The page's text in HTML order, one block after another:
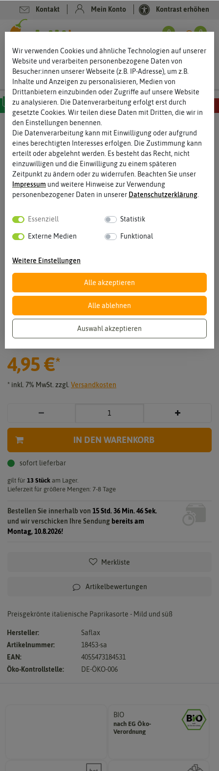
Kontakt Mein Konto Kontrast erhöhen
0 0
MILD SCHARF SEHR SCHARF
Vergrößern durch berühren
BIO Paprika Long Red Marconi
4,95 €*
* inkl. 7% MwSt. zzgl. Versandkosten
IN DEN WARENKORB
sofort lieferbar
gilt für 13 Stück am Lager.
Lieferzeit für größere Mengen: 7-8 Tage
Bestellen Sie innerhalb von 15 Std. 36 Min. 46 Sek.
und wir verschicken Ihre Sendung bereits am
Montag, 10.8.2026!
Merkliste
Artikelbewertungen
Preisgekrönte italienische Paprikasorte - Mild und süß
Hersteller:
Saflax
Artikelnummer:
18453-sa
EAN:
4055473184531
Öko-Kontrollstelle:
DE-ÖKO-006
BIO
nach EG Öko-
Verordnung
den Richtlinien der biologischen
Landwirtschaft arbeiten.
Wir verwenden Cookies und ähnliche Technologien auf unserer
Website und verarbeiten personenbezogene Daten von
Besucher:innen unserer Webseite (z.B. IP-Adresse), um z.B.
Inhalte und Anzeigen zu personalisieren, Medien von
Drittanbietern einzubinden oder Zugriffe auf unsere Website
zu analysieren. Die Datenverarbeitung erfolgt erst durch
gesetzte Cookies. Wir teilen diese Daten mit Dritten, die wir in
den Einstellungen benennen.
Die Datenverarbeitung kann mit Einwilligung oder aufgrund
eines berechtigten Interesses erfolgen. Die Zustimmung kann
erteilt oder abgelehnt werden. Es besteht das Recht, nicht
einzuwilligen und die Einwilligung zu einem späteren
Zeitpunkt zu ändern oder zu widerrufen. Beachten Sie unser
Impressum und weitere Hinweise zur Verwendung
personenbezogener Daten in unserer Daten­schutz­erklärung.
Essenziell Statistik
Externe Medien Funktional
Weitere Einstellungen
Alle akzeptieren
Alle ablehnen
Auswahl akzeptieren